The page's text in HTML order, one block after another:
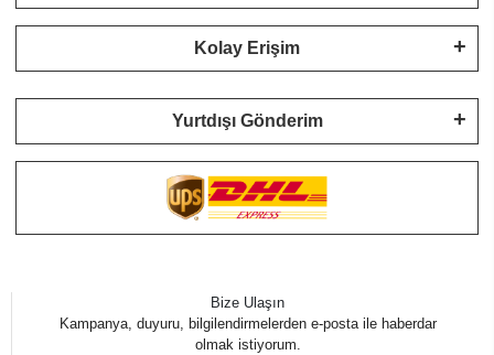
Kolay Erişim
Yurtdışı Gönderim
Bize Ulaşın
Kampanya, duyuru, bilgilendirmelerden e-posta ile haberdar
olmak istiyorum.